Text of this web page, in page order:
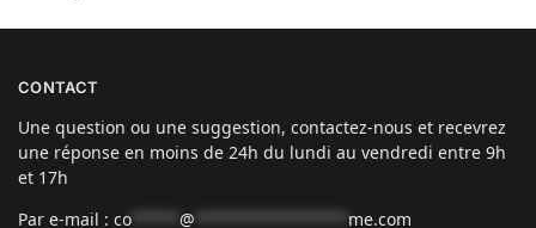
CONTACT
Une question ou une suggestion, contactez-nous et recevrez
une réponse en moins de 24h du lundi au vendredi entre 9h
et 17h
Par e-mail : co @
me.com